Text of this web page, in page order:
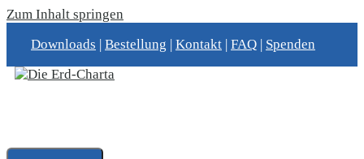
Zum Inhalt springen
Downloads | Bestellung | Kontakt | FAQ | Spenden